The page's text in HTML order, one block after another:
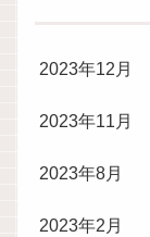
2023年12月
2023年11月
2023年8月
2023年2月